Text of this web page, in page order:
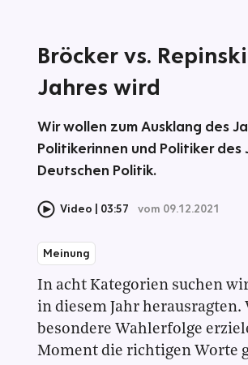
Bröcker vs.
Jahres wird
Wir wollen zum Ausklang des
Politikerinnen und Politiker
Deutschen Politik.
Video 03:57 vom 09.12.2021
Meinung
In acht Kategorien suchen
in diesem Jahr
besondere Wahlerfolge
Moment die richtigen Worte